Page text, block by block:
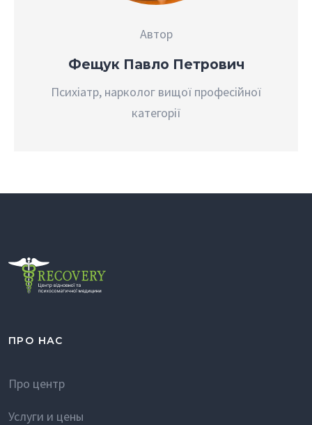
Автор
Фещук Павло Петрович
Психіатр, нарколог вищої професійної
категорії
ПРО НАС
Про центр
Услуги и цены